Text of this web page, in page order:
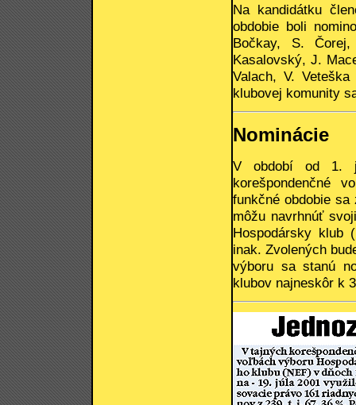
Na kandidátku
obdobie boli
Bočkay, S.
Kasalovský, J.
Valach, V.
klubovej komunity
Nominácie
V období od 1.
korešpondenčné
funkčné obdobie
môžu navrhnúť
Hospodársky klub
inak. Zvolených
výboru sa stanú
klubov najneskôr k